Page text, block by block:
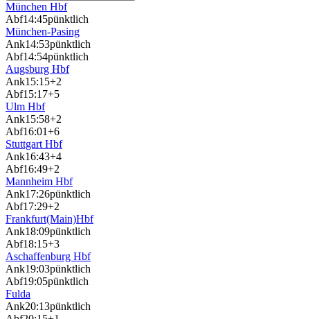
München Hbf
Abf14:45pünktlich
München-Pasing
Ank14:53pünktlich
Abf14:54pünktlich
Augsburg Hbf
Ank15:15+2
Abf15:17+5
Ulm Hbf
Ank15:58+2
Abf16:01+6
Stuttgart Hbf
Ank16:43+4
Abf16:49+2
Mannheim Hbf
Ank17:26pünktlich
Abf17:29+2
Frankfurt(Main)Hbf
Ank18:09pünktlich
Abf18:15+3
Aschaffenburg Hbf
Ank19:03pünktlich
Abf19:05pünktlich
Fulda
Ank20:13pünktlich